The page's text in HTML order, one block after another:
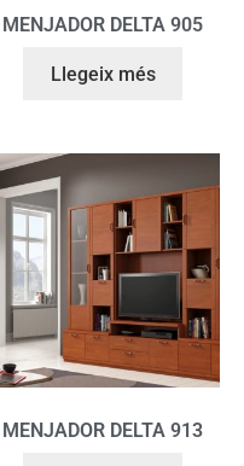
MENJADOR DELTA 905
Llegeix més
MENJADOR DELTA 913